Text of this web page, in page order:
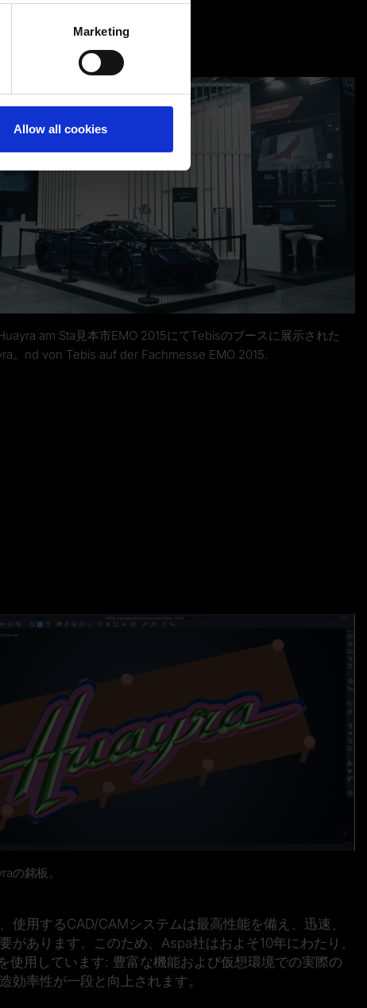
meters
Marketing
Allow all cookies
am Sta見本市EMO 2015にてTebisのブースに展示された
。nd von Tebis auf der Fachmesse EMO 2015.
の銘板。
使用するCAD/CAMシステムは最高性能を備え、迅速、
があります。このため、Aspa社はおよそ10年にわたり、
使用しています: 豊富な機能および仮想環境での実際の
効率性が一段と向上されます。